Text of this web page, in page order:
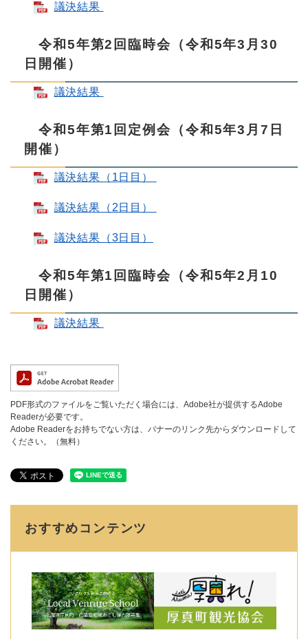
議決結果
令和5年第2回臨時会（令和5年3月30
日開催）
議決結果
令和5年第1回定例会（令和5年3月7日
開催）
議決結果（1日目）
議決結果（2日目）
議決結果（3日目）
令和5年第1回臨時会（令和5年2月10
日開催）
議決結果
PDF形式のファイルをご覧いただく場合には、Adobe社が提供するAdobe
Readerが必要です。
Adobe Readerをお持ちでない方は、バナーのリンク先からダウンロードして
ください。（無料）
おすすめコンテンツ